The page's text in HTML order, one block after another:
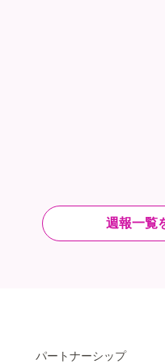
週報一覧
パートナーシップ